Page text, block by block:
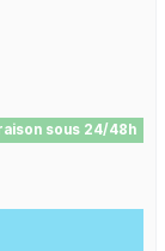
sous 24/48h